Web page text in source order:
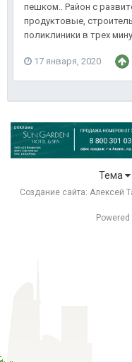
пешком.. Район с
продуктовые,
поликлиники в трех
17 января, 2020
Тема
Создание сайта: Алексей